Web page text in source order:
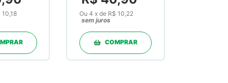
10,18
Cápsulas
Ou 4 xde R$ 10,22
sem juros
COMPRAR